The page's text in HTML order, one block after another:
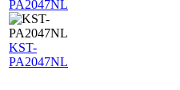
KST-
PA2047NL